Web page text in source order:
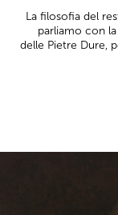
La filosofia del
parliamo con
delle Pietre Dure,